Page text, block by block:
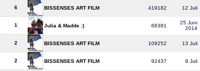
6 BISSENSES ART FILM 419182 12 Juli
1 Julia & Madde :) 68381
25 Juni
2014
2 BISSENSES ART FILM 109252 13 Juli
2 BISSENSES ART FILM 92437 9 Juli